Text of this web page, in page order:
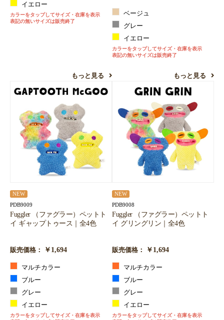
イエロー
カラーをタップしてサイズ・在庫を表示
表記の無いサイズは販売終了
もっと見る
ベージュ
グレー
イエロー
カラーをタップしてサイズ・在庫を表示
表記の無いサイズは販売終了
もっと見る
NEW
PDB9009
Fuggler （ファグラー）ペットト
イ ギャップトゥース｜全4色
販売価格： ￥1,694
マルチカラー
ブルー
グレー
イエロー
カラーをタップしてサイズ・在庫を表示
NEW
PDB9008
Fuggler （ファグラー）ペットト
イ グリングリン｜全4色
販売価格： ￥1,694
マルチカラー
ブルー
グレー
イエロー
カラーをタップしてサイズ・在庫を表示